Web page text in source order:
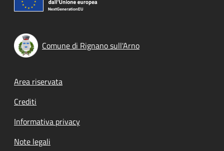
Comune di Rignano sull'Arno
Footer menu
Area riservata
Crediti
Informativa privacy
Note legali